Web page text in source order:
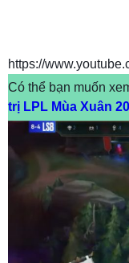
https://
Có thể bạn muốn
trị LPL Mùa Xuân